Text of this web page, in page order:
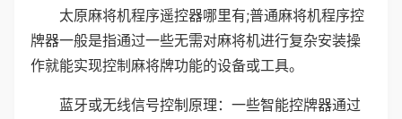
太原麻将机程序遥控器哪里有;普通麻将机程序控
牌器一般是指通过一些无需对麻将机进行复杂安装操
作就能实现控制麻将牌功能的设备或工具。
蓝牙或无线信号控制原理：一些智能控牌器通过